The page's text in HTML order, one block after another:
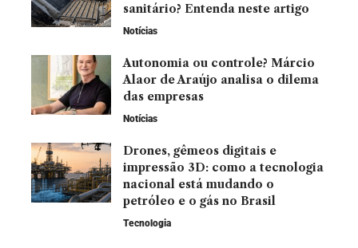
sanitário? Entenda neste artigo
Notícias
Autonomia ou controle? Márcio
Alaor de Araújo analisa o dilema
das empresas
Notícias
Drones, gêmeos digitais e
impressão 3D: como a tecnologia
nacional está mudando o
petróleo e o gás no Brasil
Tecnologia